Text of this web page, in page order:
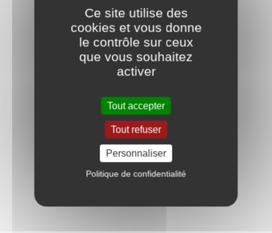
Ce site utilise des
cookies et vous donne
le contrôle sur ceux
que vous souhaitez
activer
Tout accepter
Tout refuser
Personnaliser
Politique de confidentialité